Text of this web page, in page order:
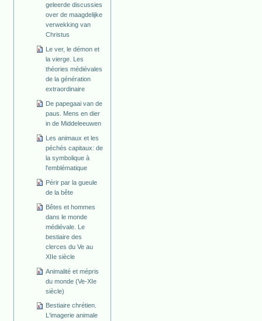
geleerde discussies
over de maagdelijke
verwekking van
Christus
Le ver, le démon et
la vierge. Les
théories médiévales
de la génération
extraordinaire
De papegaai van de
paus. Mens en dier
in de Middeleeuwen
Les animaux et les
péchés capitaux: de
la symbolique à
l'emblématique
Périr par la gueule
de la bête
Bêtes et hommes
dans le monde
médiévale. Le
bestiaire des
clerces du Ve au
XIIe siècle
Animalité et mépris
du monde (Ve-XIe
siècle)
Bestiaire chrétien.
L'imagerie animale